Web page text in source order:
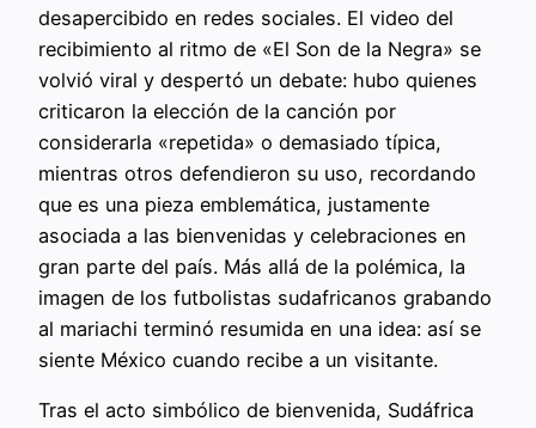
desapercibido en redes sociales. El video del
recibimiento al ritmo de «El Son de la Negra» se
volvió viral y despertó un debate: hubo quienes
criticaron la elección de la canción por
considerarla «repetida» o demasiado típica,
mientras otros defendieron su uso, recordando
que es una pieza emblemática, justamente
asociada a las bienvenidas y celebraciones en
gran parte del país. Más allá de la polémica, la
imagen de los futbolistas sudafricanos grabando
al mariachi terminó resumida en una idea: así se
siente México cuando recibe a un visitante.
Tras el acto simbólico de bienvenida, Sudáfrica